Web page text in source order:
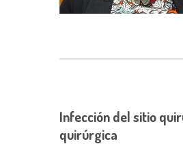
Infección del sitio
quirúrgica